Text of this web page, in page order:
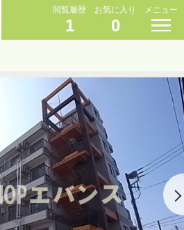
閲覧履歴
1
お気に入り
0
メニュー